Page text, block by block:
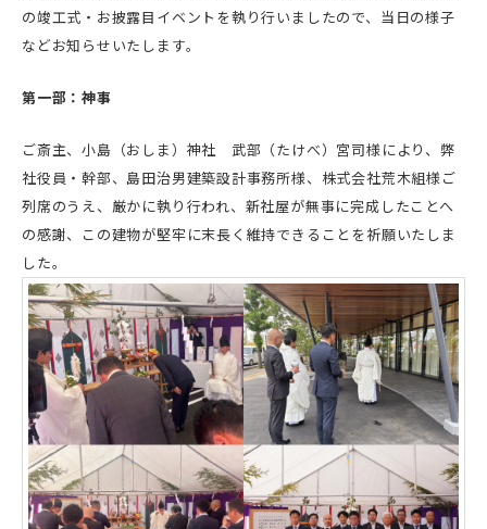
の竣工式・お披露目イベントを執り行いましたので、当日の様子
などお知らせいたします。
第一部：神事
ご斎主、⼩島（おしま）神社 武部（たけべ）宮司様により、弊
社役員・幹部、島田治男建築設計事務所様、株式会社荒木組様ご
列席のうえ、厳かに執り行われ、新社屋が無事に完成したことへ
の感謝、この建物が堅牢に末長く維持できることを祈願いたしま
した。